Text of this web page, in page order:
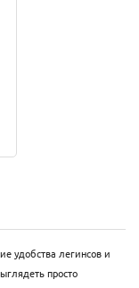
удобства легинсов и
просто